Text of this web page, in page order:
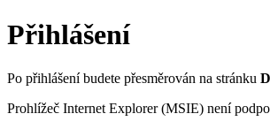
Přihlášení
Po přihlášení budete přesměrován na stránku
Prohlížeč Internet Explorer (MSIE) není